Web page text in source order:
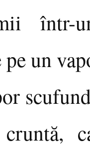
într-
pe un
cruntă,